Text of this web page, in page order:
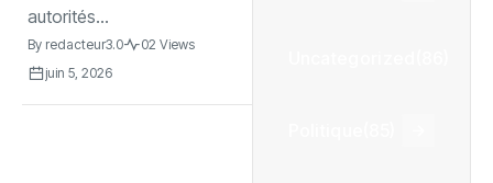
autorités...
By redacteur3.0
02 Views
juin 5, 2026